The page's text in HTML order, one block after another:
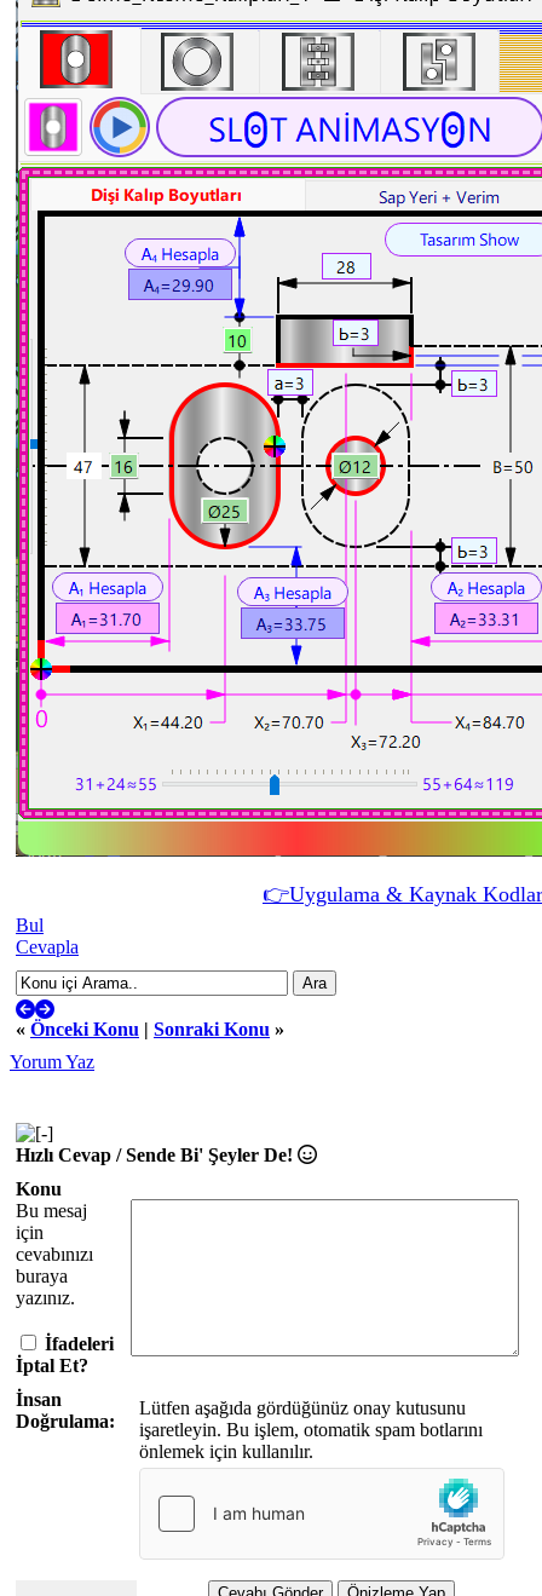
👉Uygulama & Kaynak
Bul
Cevapla
« Önceki Konu | Sonraki Konu »
Yorum Yaz
Hızlı Cevap / Sende Bi' Şeyler De!
Konu
Bu mesaj
için
cevabınızı
buraya
yazınız.
İfadeleri
İptal Et?
İnsan
Doğrulama:
Lütfen aşağıda gördüğünüz onay kutusunu
işaretleyin. Bu işlem, otomatik spam botlarını
önlemek için kullanılır.